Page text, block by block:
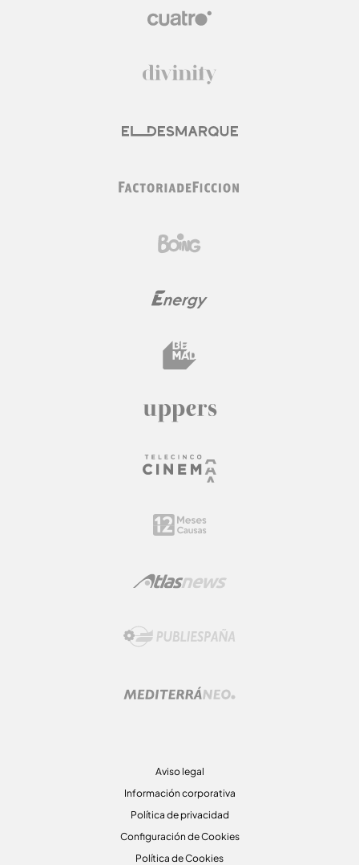
Aviso legal
Información corporativa
Política de privacidad
Configuración de Cookies
Política de Cookies